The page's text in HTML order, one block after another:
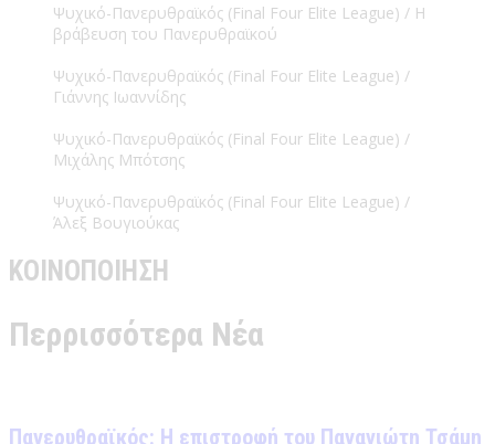
Ψυχικό-Πανερυθραϊκός (Final Four Elite League) / Η
βράβευση του Πανερυθραϊκού
Ψυχικό-Πανερυθραϊκός (Final Four Elite League) /
Γιάννης Ιωαννίδης
Ψυχικό-Πανερυθραϊκός (Final Four Elite League) /
Μιχάλης Μπότσης
Ψυχικό-Πανερυθραϊκός (Final Four Elite League) /
Άλεξ Βουγιούκας
ΚΟΙΝΟΠΟΙΗΣΗ
Περρισσότερα Νέα
Πανερυθραϊκός: Η επιστροφή του Παναγιώτη Τσάμη